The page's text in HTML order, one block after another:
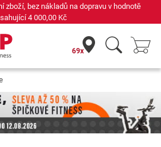
42 let váš odborník na domácí fitness
69x